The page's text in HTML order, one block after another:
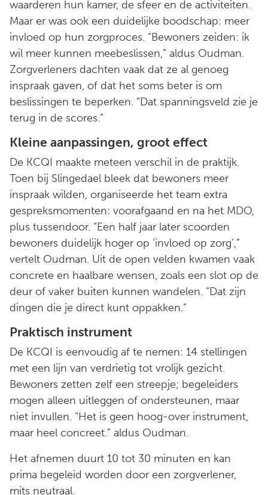
waarderen hun kamer, de sfeer en de activiteiten.
Maar er was ook een duidelijke boodschap: meer
invloed op hun zorgproces. “Bewoners zeiden: ik
wil meer kunnen meebeslissen,” aldus Oudman.
Zorgverleners dachten vaak dat ze al genoeg
inspraak gaven, of dat het soms beter is om
beslissingen te beperken. “Dat spanningsveld zie je
terug in de scores.”
Kleine aanpassingen, groot effect
De KCQI maakte meteen verschil in de praktijk.
Toen bij Slingedael bleek dat bewoners meer
inspraak wilden, organiseerde het team extra
gespreksmomenten: voorafgaand en na het MDO,
plus tussendoor. “Een half jaar later scoorden
bewoners duidelijk hoger op ‘invloed op zorg’,”
vertelt Oudman. Uit de open velden kwamen vaak
concrete en haalbare wensen, zoals een slot op de
deur of vaker buiten kunnen wandelen. “Dat zijn
dingen die je direct kunt oppakken.”
Praktisch instrument
De KCQI is eenvoudig af te nemen: 14 stellingen
met een lijn van verdrietig tot vrolijk gezicht.
Bewoners zetten zelf een streepje; begeleiders
mogen alleen uitleggen of ondersteunen, maar
niet invullen. “Het is geen hoog-over instrument,
maar heel concreet.” aldus Oudman.
Het afnemen duurt 10 tot 30 minuten en kan
prima begeleid worden door een zorgverlener,
mits neutraal.